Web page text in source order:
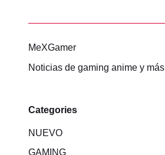
MeXGamer
Noticias de gaming anime y más
Categories
NUEVO
GAMING